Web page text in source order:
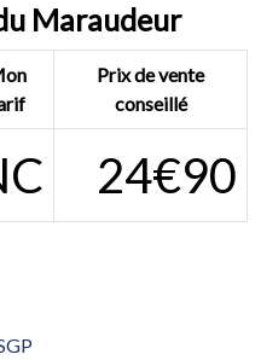
Maraudeur
Prix de vente
conseillé
24€90